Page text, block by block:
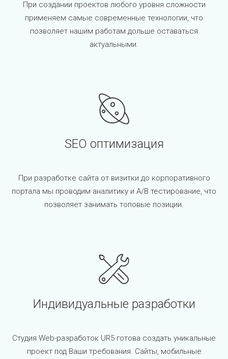
При создании проектов любого уровня сложности
применяем самые современные технологии, что
позволяет нашим работам дольше оставаться
актуальными.
SEO оптимизация
При разработке сайта от визитки до корпоративного
портала мы проводим аналитику и A/B тестирование, что
позволяет занимать топовые позиции.
Индивидуальные разработки
Студия Web-разработок UR5 готова создать уникальные
проект под Ваши требования. Сайты, мобильные